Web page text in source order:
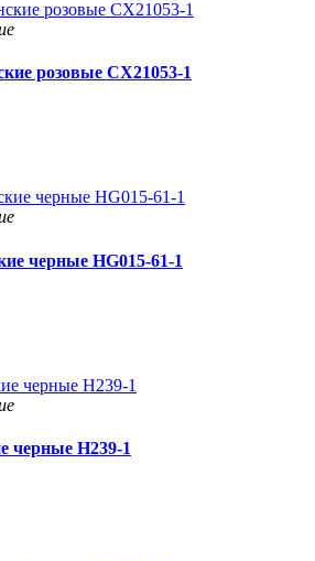
розовые CX21053-1
черные HG015-61-1
черные H239-1